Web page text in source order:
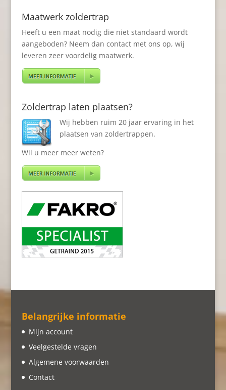
€1,073.67
Maatwerk zoldertrap
Heeft u een maat nodig die niet standaard wordt
aangeboden? Neem dan contact met ons op, wij
leveren zeer voordelig maatwerk.
Zoldertrap laten plaatsen?
Wij hebben ruim 20 jaar ervaring in het
plaatsen van zoldertrappen.
Wil u meer meer weten?
Belangrijke informatie
Mijn account
Veelgestelde vragen
Algemene voorwaarden
Contact